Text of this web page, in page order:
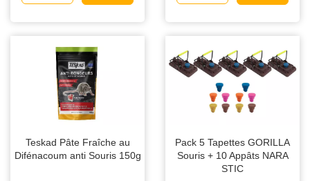
Teskad Pâte Fraîche au
Difénacoum anti Souris 150g
Pack 5 Tapettes GORILLA
Souris + 10 Appâts NARA
STIC